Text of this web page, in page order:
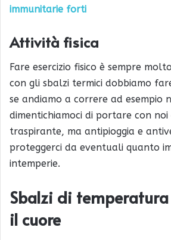
immunitarie forti
Attività fisica
Fare esercizio fisico è sempre
con gli sbalzi termici dobbiamo
se andiamo a correre ad esempio
dimentichiamoci di portare con noi
traspirante, ma antipioggia e
proteggerci da eventuali quanto
intemperie.
Sbalzi di
il cuore